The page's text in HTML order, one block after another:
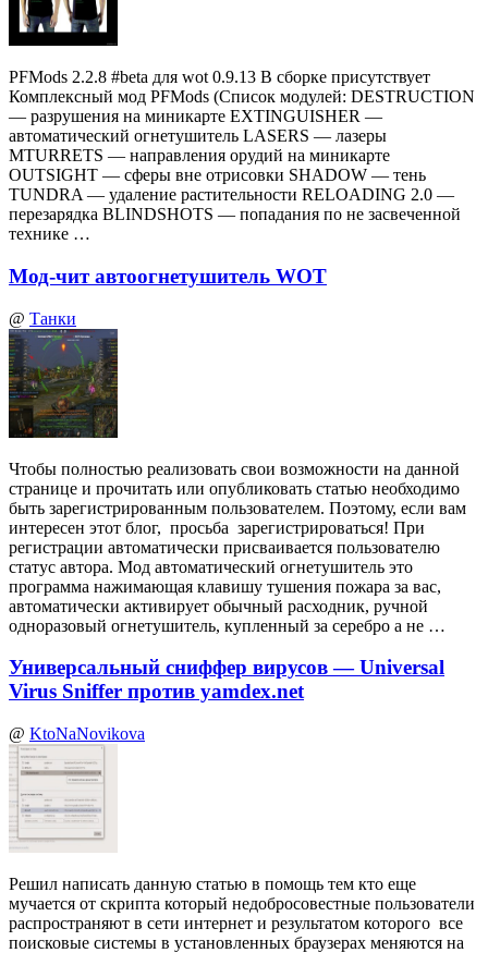
PFMods 2.2.8 #beta для wot 0.9.13 В сборке присутствует
Комплексный мод PFMods (Список модулей: DESTRUCTION
— разрушения на миникарте EXTINGUISHER —
автоматический огнетушитель LASERS — лазеры
MTURRETS — направления орудий на миникарте
OUTSIGHT — сферы вне отрисовки SHADOW — тень
TUNDRA — удаление растительности RELOADING 2.0 —
перезарядка BLINDSHOTS — попадания по не засвеченной
технике …
Мод-чит автоогнетушитель WOT
@ Танки
Чтобы полностью реализовать свои возможности на данной
странице и прочитать или опубликовать статью необходимо
быть зарегистрированным пользователем. Поэтому, если вам
интересен этот блог, просьба зарегистрироваться! При
регистрации автоматически присваивается пользователю
статус автора. Мод автоматический огнетушитель это
программа нажимающая клавишу тушения пожара за вас,
автоматически активирует обычный расходник, ручной
одноразовый огнетушитель, купленный за серебро а не …
Универсальный сниффер вирусов — Universal
Virus Sniffer против yamdex.net
@ KtoNaNovikova
Решил написать данную статью в помощь тем кто еще
мучается от скрипта который недобросовестные пользователи
распространяют в сети интернет и результатом которого все
поисковые системы в установленных браузерах меняются на